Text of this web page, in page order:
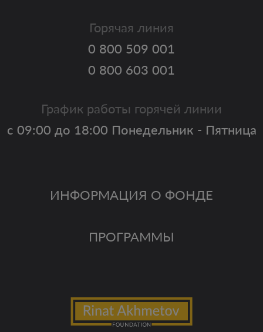
ИНФОРМАЦИЯ О ФОНДЕ
ПРОГРАММЫ
Горячая линия
0 800 509 001
0 800 603 001
График работы горячей линии
с 09:00 до 18:00 Понедельник - Пятница